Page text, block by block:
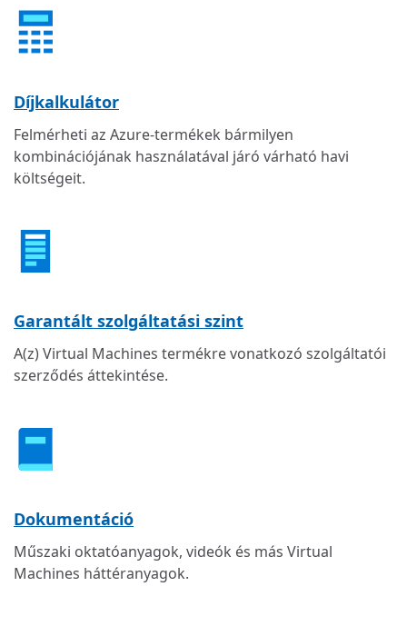
Díjkalkulátor
Felmérheti az Azure-termékek bármilyen
kombinációjának használatával járó várható havi
költségeit.
Garantált szolgáltatási szint
A(z) Virtual Machines termékre vonatkozó szolgáltatói
szerződés áttekintése.
Dokumentáció
Műszaki oktatóanyagok, videók és más Virtual
Machines háttéranyagok.